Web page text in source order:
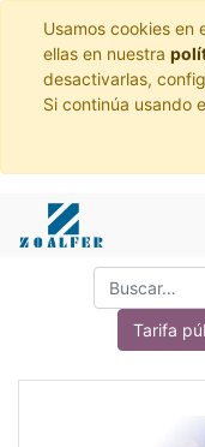
Usamos cookies en
ellas en nuestra
desactivarlas,
Si continúa usando
Tarifa